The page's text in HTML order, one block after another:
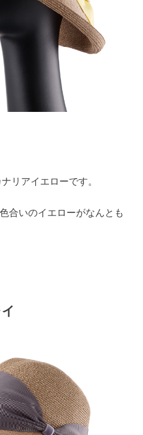
リアイエローです。
合いのイエローがなんとも